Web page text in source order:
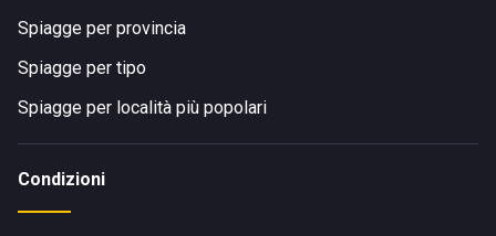
Spiagge per provincia
Spiagge per tipo
Spiagge per località più popolari
Condizioni